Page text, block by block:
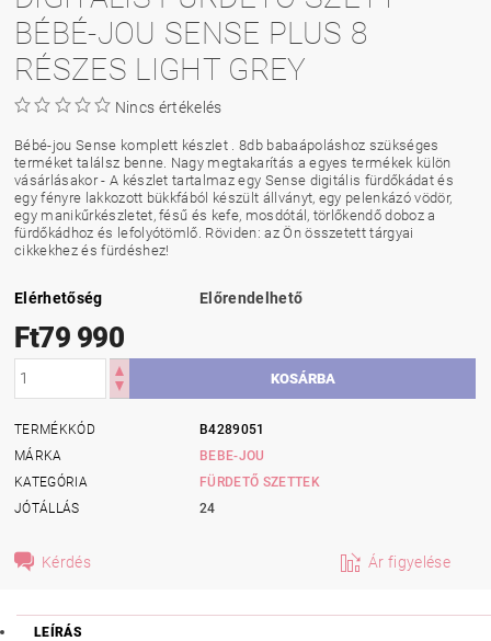
BÉBÉ-JOU SENSE PLUS 8
RÉSZES LIGHT GREY
Nincs értékelés
Bébé-jou Sense komplett készlet . 8db babaápoláshoz szükséges
terméket találsz benne. Nagy megtakarítás a egyes termékek külön
vásárlásakor - A készlet tartalmaz egy Sense digitális fürdőkádat és
egy fényre lakkozott bükkfából készült állványt, egy pelenkázó vödör,
egy manikűrkészletet, fésű és kefe, mosdótál, törlőkendő doboz a
fürdőkádhoz és lefolyótömlő. Röviden: az Ön összetett tárgyai
cikkekhez és fürdéshez!
Elérhetőség Előrendelhető
Ft79 990
TERMÉKKÓD
B4289051
MÁRKA
BEBE-JOU
KATEGÓRIA
FÜRDETŐ SZETTEK
JÓTÁLLÁS
24
Kérdés Ár figyelése
LEÍRÁS